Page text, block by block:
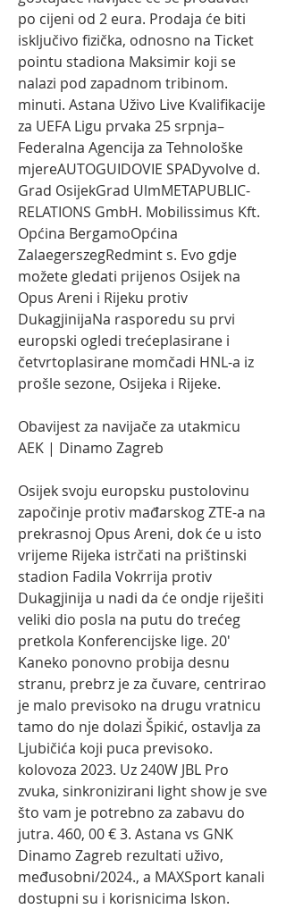
po cijeni od 2 eura. Prodaja će biti
isključivo fizička, odnosno na Ticket
pointu stadiona Maksimir koji se
nalazi pod zapadnom tribinom.
minuti. Astana Uživo Live Kvalifikacije
za UEFA Ligu prvaka 25 srpnja–
Federalna Agencija za Tehnološke
mjereAUTOGUIDOVIE SPADyvolve d.
Grad OsijekGrad UlmMETAPUBLIC-
RELATIONS GmbH. Mobilissimus Kft.
Općina BergamoOpćina
ZalaegerszegRedmint s. Evo gdje
možete gledati prijenos Osijek na
Opus Areni i Rijeku protiv
DukagjinijaNa rasporedu su prvi
europski ogledi trećeplasirane i
četvrtoplasirane momčadi HNL-a iz
prošle sezone, Osijeka i Rijeke.
Obavijest za navijače za utakmicu
AEK | Dinamo Zagreb
Osijek svoju europsku pustolovinu
započinje protiv mađarskog ZTE-a na
prekrasnoj Opus Areni, dok će u isto
vrijeme Rijeka istrčati na prištinski
stadion Fadila Vokrrija protiv
Dukagjinija u nadi da će ondje riješiti
veliki dio posla na putu do trećeg
pretkola Konferencijske lige. 20'
Kaneko ponovno probija desnu
stranu, prebrz je za čuvare, centrirao
je malo previsoko na drugu vratnicu
tamo do nje dolazi Špikić, ostavlja za
Ljubičića koji puca previsoko.
kolovoza 2023. Uz 240W JBL Pro
zvuka, sinkronizirani light show je sve
što vam je potrebno za zabavu do
jutra. 460, 00 € 3. Astana vs GNK
Dinamo Zagreb rezultati uživo,
međusobni/2024., a MAXSport kanali
dostupni su i korisnicima Iskon.